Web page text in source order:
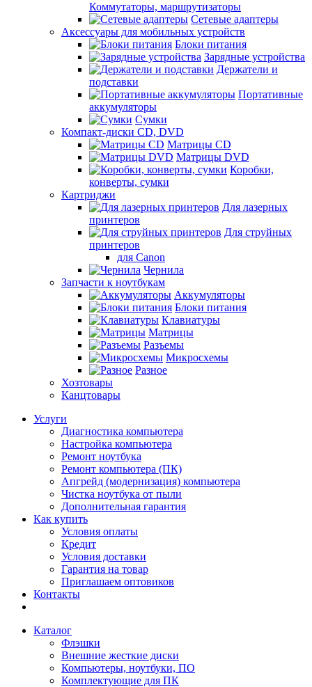
Коммутаторы, маршрутизаторы
Сетевые адаптеры
Аксессуары для мобильных устройств
Блоки питания
Зарядные устройства
Держатели и
подставки
Портативные
аккумуляторы
Сумки
Компакт-диски CD, DVD
Матрицы CD
Матрицы DVD
Коробки,
конверты, сумки
Картриджи
Для лазерных
принтеров
Для струйных
принтеров
для Canon
Чернила
Запчасти к ноутбукам
Аккумуляторы
Блоки питания
Клавиатуры
Матрицы
Разъемы
Микросхемы
Разное
Хозтовары
Канцтовары
Услуги
Диагностика компьютера
Настройка компьютера
Ремонт ноутбука
Ремонт компьютера (ПК)
Апгрейд (модернизация) компьютера
Чистка ноутбука от пыли
Дополнительная гарантия
Как купить
Условия оплаты
Кредит
Условия доставки
Гарантия на товар
Приглашаем оптовиков
Контакты
Каталог
Флэшки
Внешние жесткие диски
Компьютеры, ноутбуки, ПО
Комплектующие для ПК